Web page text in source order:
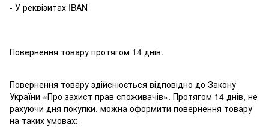
- У реквізитах IBAN
Повернення товару протягом 14 днів.
Повернення товару здійснюється відповідно до Закону
України «Про захист прав споживачів». Протягом 14 днів, не
рахуючи дня покупки, можна оформити повернення товару
на таких умовах: